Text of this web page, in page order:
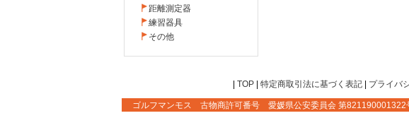
距離測定器
練習器具
その他
TOP| 特定商取引法に基づく表記| プライバ
ゴルフマンモス 古物商許可番号 愛媛県公安委員会 第821190001322